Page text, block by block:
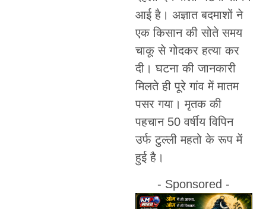
आई है। अज्ञात बदमाशों ने
एक किसान की सोते समय
चाकू से गोदकर हत्या कर
दी। घटना की जानकारी
मिलते ही पूरे गांव में मातम
पसर गया। मृतक की
पहचान 50 वर्षीय विपिन
उर्फ टुल्ली महतो के रूप में
हुई है।
- Sponsored -